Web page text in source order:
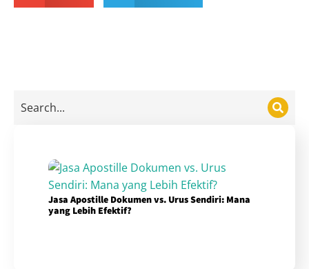
Jasa Apostille Dokumen vs. Urus Sendiri: Mana
yang Lebih Efektif?